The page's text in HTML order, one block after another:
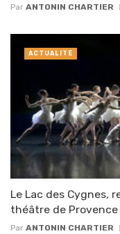
Par ANTONIN CHARTIER
Le Lac des Cygnes,
théâtre de Provence
Par ANTONIN CHARTIER
ACTUALITÉ